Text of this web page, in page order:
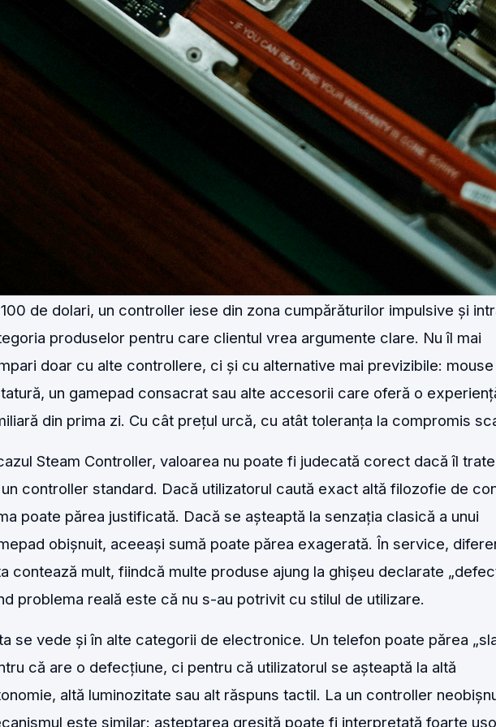
de dolari, un controller iese din zona cumpărăturilor impulsive și
produselor pentru care clientul vrea argumente clare. Nu îl mai
doar cu alte controllere, ci și cu alternative mai previzibile:
un gamepad consacrat sau alte accesorii care oferă o
din prima zi. Cu cât prețul urcă, cu atât toleranța la compromis
Steam Controller, valoarea nu poate fi judecată corect dacă îl
controller standard. Dacă utilizatorul caută exact altă filozofie de
poate părea justificată. Dacă se așteaptă la senzația clasică a unui
obișnuit, aceeași sumă poate părea exagerată. În service,
contează mult, fiindcă multe produse ajung la ghișeu declarate
problema reală este că nu s-au potrivit cu stilul de utilizare.
se vede și în alte categorii de electronice. Un telefon poate părea
că are o defecțiune, ci pentru că utilizatorul se așteaptă la altă
altă luminozitate sau alt răspuns tactil. La un controller
este similar: așteptarea greșită poate fi interpretată foarte